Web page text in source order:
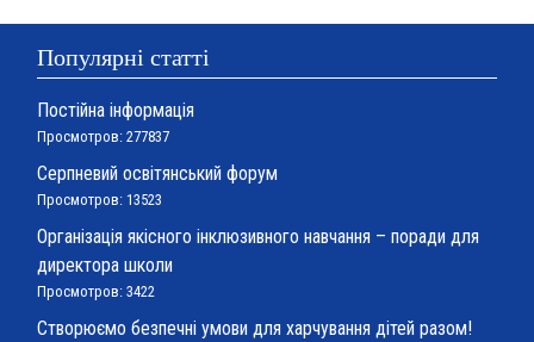
Популярні статті
Постійна інформація
Просмотров: 277837
Серпневий освітянський форум
Просмотров: 13523
Організація якісного інклюзивного навчання – поради для
директора школи
Просмотров: 3422
Створюємо безпечні умови для харчування дітей разом!